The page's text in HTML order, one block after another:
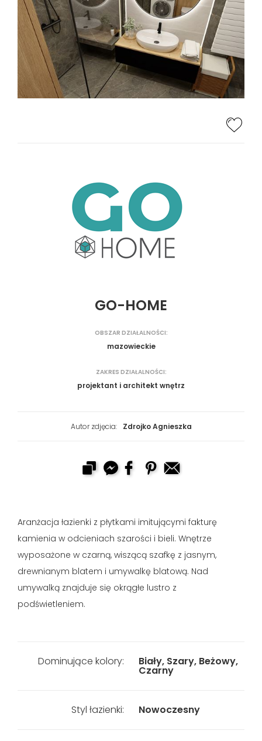
GO-HOME
OBSZAR DZIAŁALNOŚCI:
mazowieckie
ZAKRES DZIAŁALNOŚCI:
projektant i architekt wnętrz
Autor zdjęcia: Zdrojko Agnieszka
Aranżacja łazienki z płytkami imitującymi fakturę
kamienia w odcieniach szarości i bieli. Wnętrze
wyposażone w czarną, wiszącą szafkę z jasnym,
drewnianym blatem i umywalkę blatową. Nad
umywalką znajduje się okrągłe lustro z
podświetleniem.
Dominujące kolory: Biały, Szary, Beżowy,
Czarny
Styl łazienki: Nowoczesny